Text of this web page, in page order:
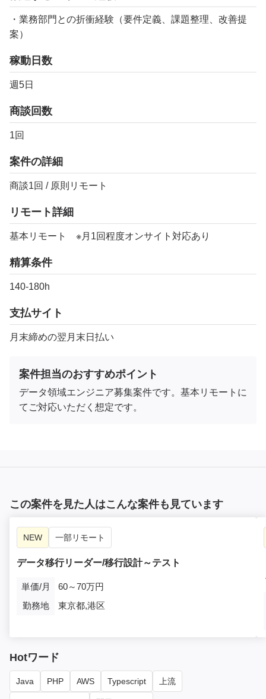
・業務部門との折衝経験（要件定義、課題整理、改善提
案）
稼動日数
週5日
商談回数
1回
案件の詳細
商談1回 / 原則リモート
リモート詳細
基本リモート ※月1回程度オンサイト対応あり
精算条件
140-180h
支払サイト
月末締めの翌月末日払い
案件担当のおすすめポイント
データ領域エンジニア募集案件です。基本リモートに
てご対応いただく想定です。
この案件を見た人はこんな案件も見ています
NEW 一部リモート
データ移行リーダー/移行設計～テスト
単価/月
60～70万円
勤務地
東京都,港区
Hotワード
Java PHP AWS Typescript 上流